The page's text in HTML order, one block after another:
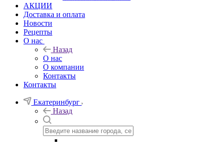
АКЦИИ
Доставка и оплата
Новости
Рецепты
О нас
Назад
О нас
О компании
Контакты
Контакты
Екатеринбург
Назад